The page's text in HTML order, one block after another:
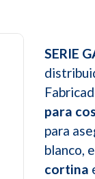
SERIE
para
para
blanco,
cortina